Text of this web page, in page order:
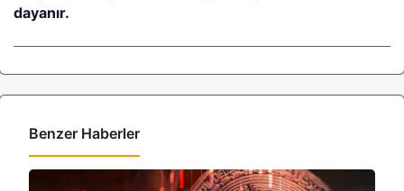
dayanır.
Benzer Haberler